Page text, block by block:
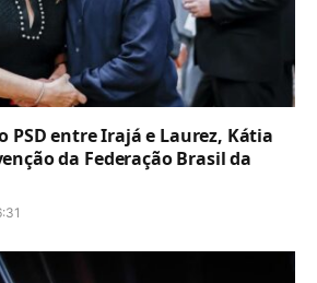
PSD entre Irajá e Laurez, Kátia
da Federação Brasil da